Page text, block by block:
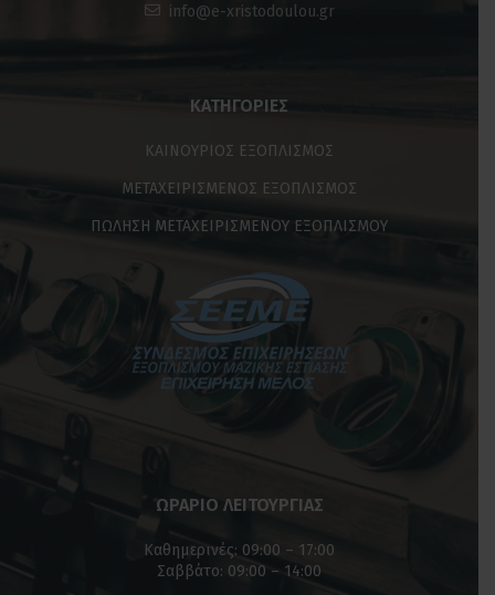
info@e-xristodoulou.gr
ΚΑΤΗΓΟΡΊΕΣ
ΚΑΙΝΟΥΡΙΟΣ ΕΞΟΠΛΙΣΜΟΣ
ΜΕΤΑΧΕΙΡΙΣΜΕΝΟΣ ΕΞΟΠΛΙΣΜΟΣ
ΠΩΛΗΣΗ ΜΕΤΑΧΕΙΡΙΣΜΕΝΟΥ ΕΞΟΠΛΙΣΜΟΥ
ΩΡΑΡΙΟ ΛΕΙΤΟΥΡΓΙΑΣ
Καθημερινές: 09:00 – 17:00
Σαββάτο: 09:00 – 14:00